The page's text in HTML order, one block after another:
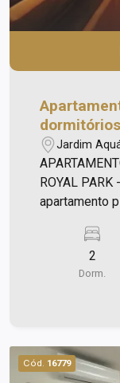
de
Park -
Campos |
Jardim
APARTAMENTO À
ROYAL PARK -
apartamento
estendida -
Banheiros
Janelas com
Varanda
condicionado Lazer totalmente equipado e
2
Dorm.
Cód. 16779